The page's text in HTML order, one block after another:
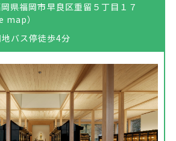
県福岡市早良区重留５丁目１７
map）
地バス停徒歩4分